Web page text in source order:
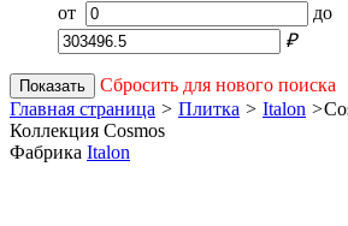
от
до
₽
Показать
Сбросить для нового поиска
Главная страница > Плитка > Italon >
Коллекция Cosmos
Фабрика Italon